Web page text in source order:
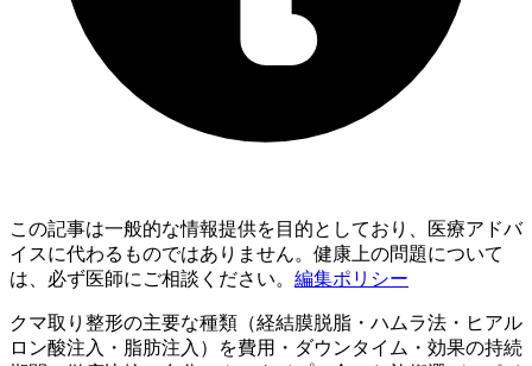
この記事は一般的な情報提供を目的としており、医療アドバ
イスに代わるものではありません。健康上の問題について
は、必ず医師にご相談ください。 編集ポリシー
クマ取り整形の主要な種類（経結膜脱脂・ハムラ法・ヒアル
ロン酸注入・脂肪注入）を費用・ダウンタイム・効果の持続